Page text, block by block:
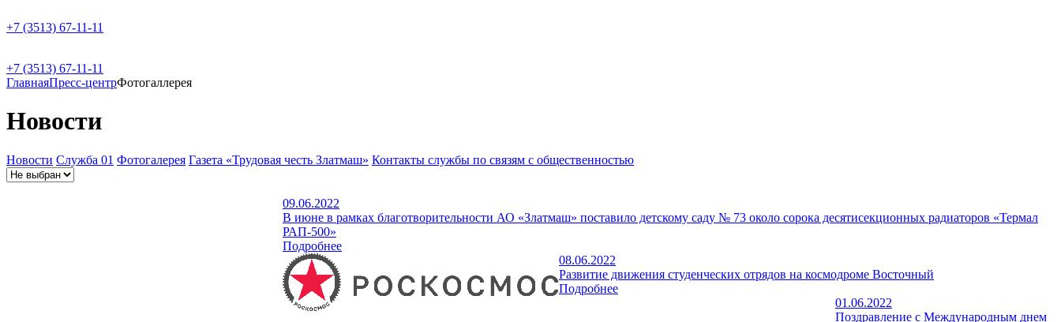
+7 (3513) 67-11-11
+7 (3513) 67-11-11
ГлавнаяПресс-центрФотогаллерея
Новости
Новости Служба 01 Фотогалерея Газета «Трудовая честь Златмаш» Контакты службы по связям с общественностью
09.06.2022
В июне в рамках благотворительности АО «Златмаш» поставило детскому саду № 73 около сорока десятисекционных радиаторов «Термал
РАП-500»
Подробнее
08.06.2022
Развитие движения студенческих отрядов на космодроме Восточный
Подробнее
01.06.2022
Поздравление с Международным днем